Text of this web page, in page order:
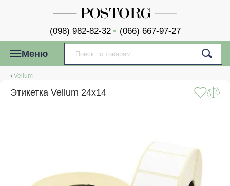
(098) 982-82-32 (066) 667-97-27
Меню
Vellum
Этикетка Vellum 24x14